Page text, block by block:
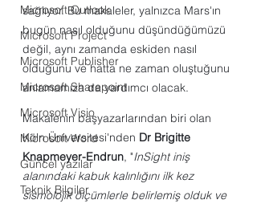
Microsoft Outlook
Microsoft Project
Microsoft Publisher
Microsoft Sharepoint
Microsoft Visio
Microsoft Word
Güncel yazılar
Teknik Bilgiler
sağlıyor. Bu makaleler, yalnızca Mars'ın
bugün nasıl olduğunu düşündüğümüzü
değil, aynı zamanda eskiden nasıl
olduğunu ve hatta ne zaman oluştuğunu
anlamamıza da yardımcı olacak.
Makalenin başyazarlarından biri olan
Köln Üniversitesi'nden Dr Brigitte
Knapmeyer-Endrun, "InSight iniş
alanındaki kabuk kalınlığını ilk kez
sismolojik ölçümlerle belirlemiş olduk ve